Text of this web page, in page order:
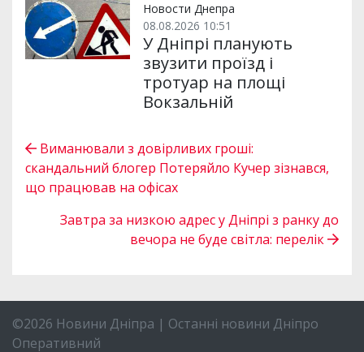
Новости Днепра
08.08.2026 10:51
У Дніпрі планують
звузити проїзд і
тротуар на площі
Вокзальній
Виманювали з довірливих гроші:
скандальний блогер Потеряйло Кучер зізнався,
що працював на офісах
Завтра за низкою адрес у Дніпрі з ранку до
вечора не буде світла: перелік
©2026 Новини Дніпра | Останні новини Дніпро
Оперативний